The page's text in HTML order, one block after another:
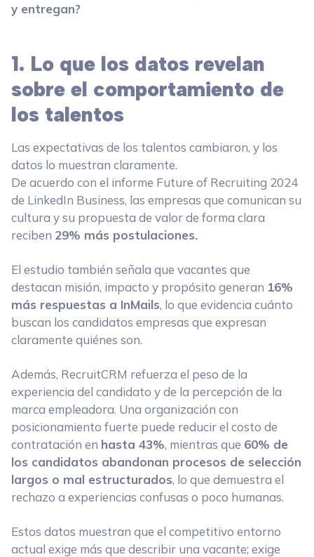
y entregan?
1. Lo que los datos revelan
sobre el comportamiento de
los talentos
Las expectativas de los talentos cambiaron, y los
datos lo muestran claramente.
De acuerdo con el informe Future of Recruiting 2024
de LinkedIn Business, las empresas que comunican su
cultura y su propuesta de valor de forma clara
reciben 29% más postulaciones.
El estudio también señala que vacantes que
destacan misión, impacto y propósito generan 16%
más respuestas a InMails, lo que evidencia cuánto
buscan los candidatos empresas que expresan
claramente quiénes son.
Además, RecruitCRM refuerza el peso de la
experiencia del candidato y de la percepción de la
marca empleadora. Una organización con
posicionamiento fuerte puede reducir el costo de
contratación en hasta 43%, mientras que 60% de
los candidatos abandonan procesos de selección
largos o mal estructurados, lo que demuestra el
rechazo a experiencias confusas o poco humanas.
Estos datos muestran que el competitivo entorno
actual exige más que describir una vacante; exige